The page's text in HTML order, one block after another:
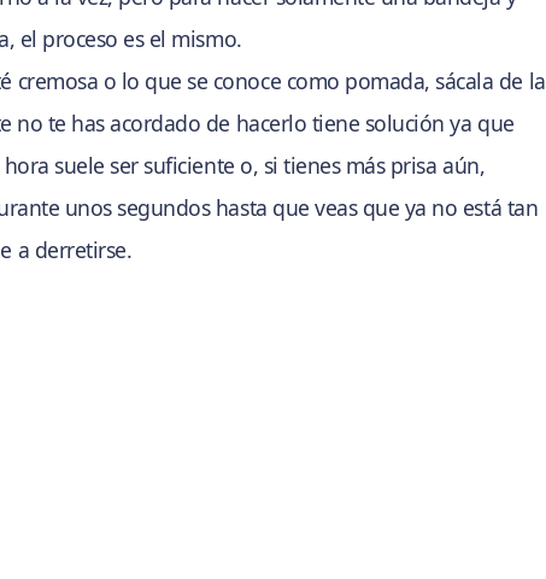
el proceso es el mismo.
cremosa o lo que se conoce como pomada, sácala de la
no te has acordado de hacerlo tiene solución ya que
suele ser suficiente o, si tienes más prisa aún,
unos segundos hasta que veas que ya no está tan
a derretirse.